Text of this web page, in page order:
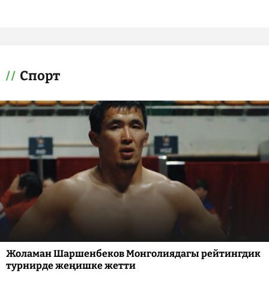
Спорт
Жоламан Шаршенбеков Монголиядагы рейтингдик
турнирде жеңишке жетти